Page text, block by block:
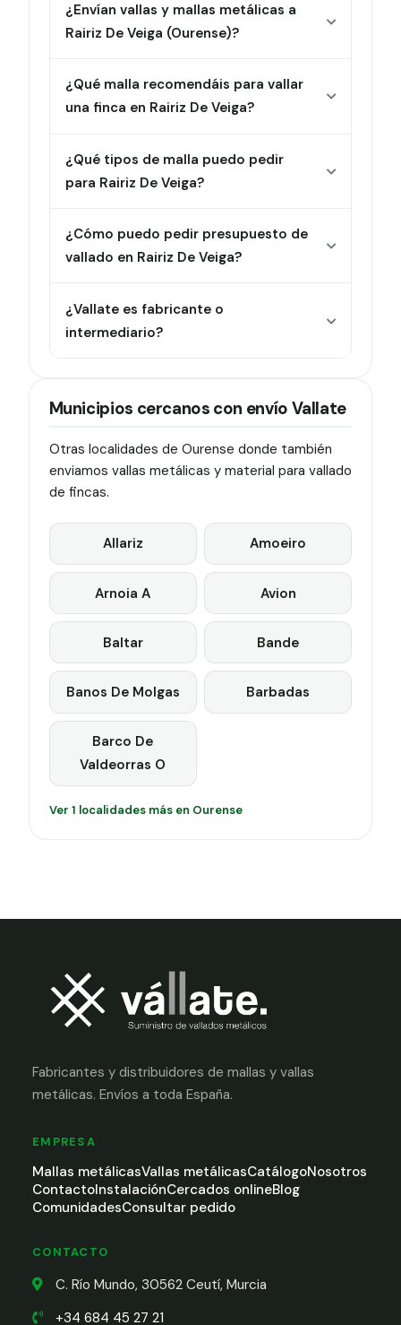
¿Envían vallas y mallas metálicas a
Rairiz De Veiga (Ourense)?
¿Qué malla recomendáis para vallar
una finca en Rairiz De Veiga?
¿Qué tipos de malla puedo pedir
para Rairiz De Veiga?
¿Cómo puedo pedir presupuesto de
vallado en Rairiz De Veiga?
¿Vallate es fabricante o
intermediario?
Municipios cercanos con envío Vallate
Otras localidades de Ourense donde también
enviamos vallas metálicas y material para vallado
de fincas.
Allariz Amoeiro
Arnoia A Avion
Baltar Bande
Banos De Molgas Barbadas
Barco De
Valdeorras O
Ver 1 localidades más en Ourense
Fabricantes y distribuidores de mallas y vallas
metálicas. Envíos a toda España.
EMPRESA
Mallas metálicasVallas metálicasCatálogoNosotros
ContactoInstalaciónCercados onlineBlog
ComunidadesConsultar pedido
CONTACTO
C. Río Mundo, 30562 Ceutí, Murcia
+34 684 45 27 21